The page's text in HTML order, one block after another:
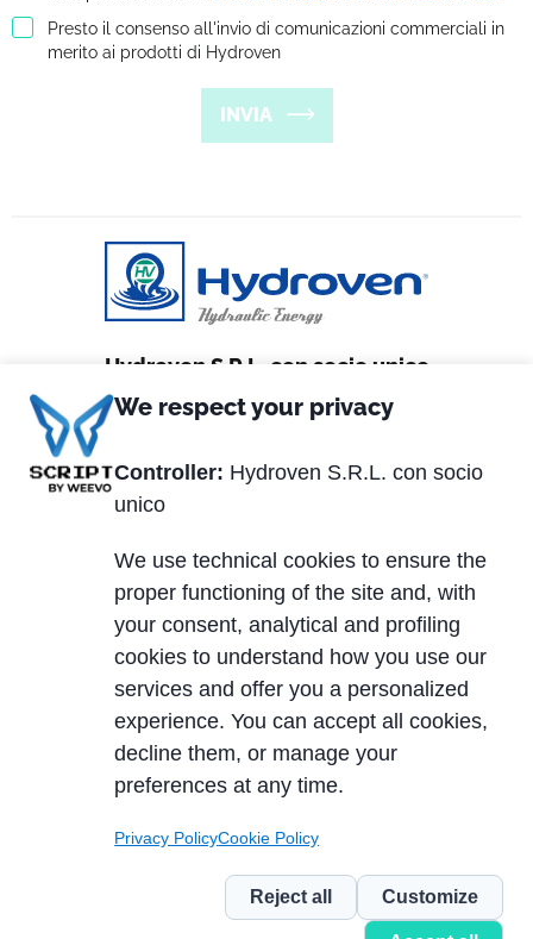
Presto il consenso all'invio di comunicazioni commerciali in
merito ai prodotti di Hydroven
INVIA
Hydroven S.R.L. con socio unico
Via Matteotti, 2
36056 Tezze sul Brenta (VI) Italy
Fax +39 0424.910005
P.IVA 01320870247
REA: VI 162329
Capitale Sociale € 200.000,00 i.v.
Footer
Privacy Policy
Cookie policy
Gestione segnalazioni
Credits
We respect your privacy
Controller: Hydroven S.R.L. con socio
unico
We use technical cookies to ensure the
proper functioning of the site and, with
your consent, analytical and profiling
cookies to understand how you use our
services and offer you a personalized
experience. You can accept all cookies,
decline them, or manage your
preferences at any time.
Privacy PolicyCookie Policy
Reject all Customize